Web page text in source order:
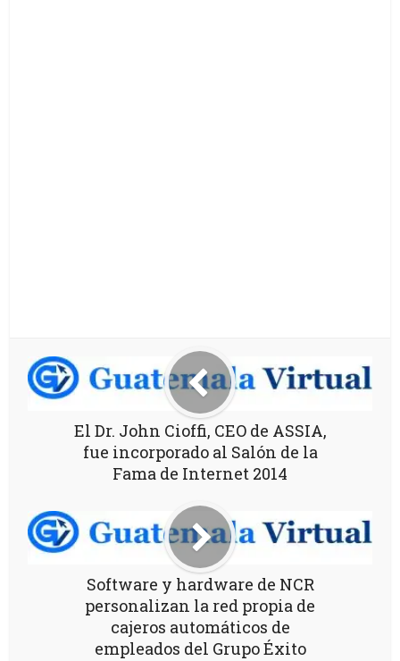
El Dr. John Cioffi, CEO de ASSIA,
fue incorporado al Salón de la
Fama de Internet 2014
Software y hardware de NCR
personalizan la red propia de
cajeros automáticos de
empleados del Grupo Éxito